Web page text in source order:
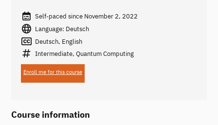
Self-paced since November 2, 2022
Language: Deutsch
Deutsch, English
Intermediate, Quantum Computing
Enroll me for this course
Course information